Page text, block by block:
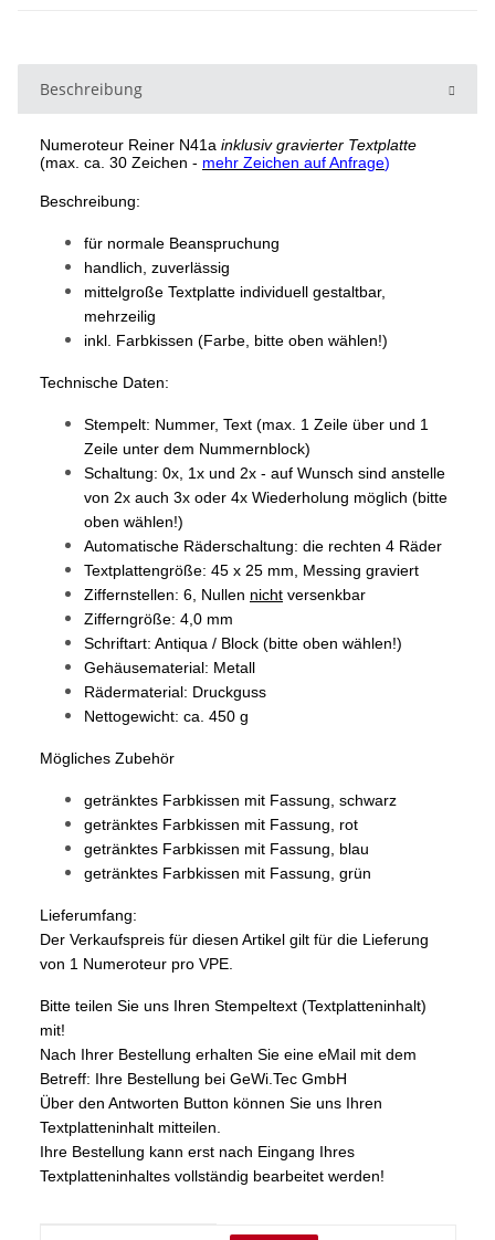
Beschreibung
Numeroteur Reiner N41a inklusiv gravierter Textplatte
(max. ca. 30 Zeichen - mehr Zeichen auf Anfrage)
Beschreibung:
für normale Beanspruchung
handlich, zuverlässig
mittelgroße Textplatte individuell gestaltbar,
mehrzeilig
inkl. Farbkissen (Farbe, bitte oben wählen!)
Technische Daten:
Stempelt: Nummer, Text (max. 1 Zeile über und 1
Zeile unter dem Nummernblock)
Schaltung: 0x, 1x und 2x - auf Wunsch sind anstelle
von 2x auch 3x oder 4x Wiederholung möglich (bitte
oben wählen!)
Automatische Räderschaltung: die rechten 4 Räder
Textplattengröße: 45 x 25 mm, Messing graviert
Ziffernstellen: 6, Nullen nicht versenkbar
Zifferngröße: 4,0 mm
Schriftart: Antiqua / Block (bitte oben wählen!)
Gehäusematerial: Metall
Rädermaterial: Druckguss
Nettogewicht: ca. 450 g
Mögliches Zubehör
getränktes Farbkissen mit Fassung, schwarz
getränktes Farbkissen mit Fassung, rot
getränktes Farbkissen mit Fassung, blau
getränktes Farbkissen mit Fassung, grün
Lieferumfang:
Der Verkaufspreis für diesen Artikel gilt für die Lieferung
von 1 Numeroteur pro VPE.
Bitte teilen Sie uns Ihren Stempeltext (Textplatteninhalt)
mit!
Nach Ihrer Bestellung erhalten Sie eine eMail mit dem
Betreff: Ihre Bestellung bei GeWi.Tec GmbH
Über den Antworten Button können Sie uns Ihren
Textplatteninhalt mitteilen.
Ihre Bestellung kann erst nach Eingang Ihres
Textplatteninhaltes vollständig bearbeitet werden!